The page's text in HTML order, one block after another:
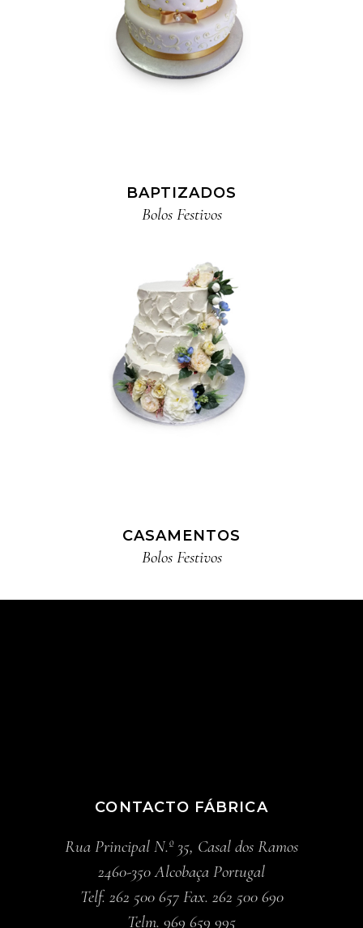
BAPTIZADOS
Bolos Festivos
CASAMENTOS
Bolos Festivos
CONTACTO FÁBRICA
Rua Principal N.º 35, Casal dos Ramos
2460-350 Alcobaça Portugal
Telf. 262 500 657 Fax. 262 500 690
Telm. 969 659 995